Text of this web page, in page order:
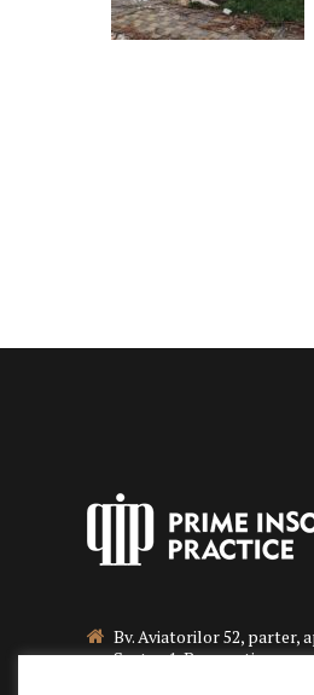
Bv. Aviatorilor 52, parter,
Sector 1, Bucuresti